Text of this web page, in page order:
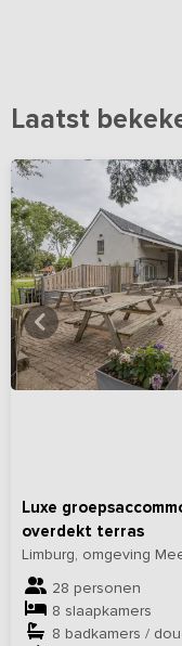
Laatst
Luxe
overdekt terras
Limburg, omgeving
28 personen
8 slaapkamers
8 badkamers /
Bekijkhier